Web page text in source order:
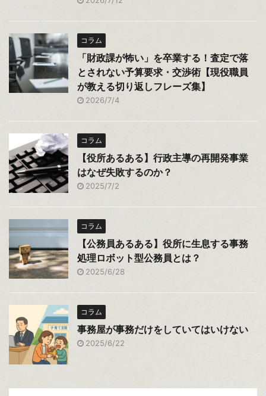
コラム
「財政課が怖い」を卒業する！査定で落
とされない予算要求・交渉術【現役職員
が教える切り返しフレーズ集】
2026/7/4
コラム
【役所あるある】行政主導の再開発事業
はなぜ失敗するのか？
2025/7/2
コラム
【公務員あるある】役所に生息する事務
処理ロボット型公務員とは？
2025/6/28
コラム
事務屋が事務だけをしていてはいけない
2025/6/22